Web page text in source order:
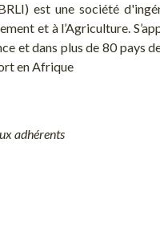
est une société
et à l’Agriculture.
et dans plus de 80 pays
en Afrique
adhérents